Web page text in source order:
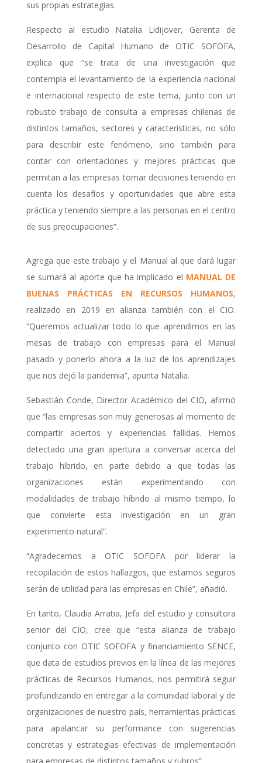
sus propias estrategias.
Respecto al estudio Natalia Lidijover, Gerenta de
Desarrollo de Capital Humano de OTIC SOFOFA,
explica que “se trata de una investigación que
contempla el levantamiento de la experiencia nacional
e internacional respecto de este tema, junto con un
robusto trabajo de consulta a empresas chilenas de
distintos tamaños, sectores y características, no sólo
para describir este fenómeno, sino también para
contar con orientaciones y mejores prácticas que
permitan a las empresas tomar decisiones teniendo en
cuenta los desafíos y oportunidades que abre esta
práctica y teniendo siempre a las personas en el centro
de sus preocupaciones”.
Agrega que este trabajo y el Manual al que dará lugar
se sumará al aporte que ha implicado el MANUAL DE
BUENAS PRÁCTICAS EN RECURSOS HUMANOS,
realizado en 2019 en alianza también con el CIO.
“Queremos actualizar todo lo que aprendimos en las
mesas de trabajo con empresas para el Manual
pasado y ponerlo ahora a la luz de los aprendizajes
que nos dejó la pandemia”, apunta Natalia.
Sebastián Conde, Director Académico del CIO, afirmó
que “las empresas son muy generosas al momento de
compartir aciertos y experiencias fallidas. Hemos
detectado una gran apertura a conversar acerca del
trabajo híbrido, en parte debido a que todas las
organizaciones están experimentando con
modalidades de trabajo híbrido al mismo tiempo, lo
que convierte esta investigación en un gran
experimento natural”.
“Agradecemos a OTIC SOFOFA por liderar la
recopilación de estos hallazgos, que estamos seguros
serán de utilidad para las empresas en Chile”, añadió.
En tanto, Claudia Arratia, Jefa del estudio y consultora
senior del CIO, cree que “esta alianza de trabajo
conjunto con OTIC SOFOFA y financiamiento SENCE,
que data de estudios previos en la línea de las mejores
prácticas de Recursos Humanos, nos permitirá seguir
profundizando en entregar a la comunidad laboral y de
organizaciones de nuestro país, herramientas prácticas
para apalancar su performance con sugerencias
concretas y estrategias efectivas de implementación